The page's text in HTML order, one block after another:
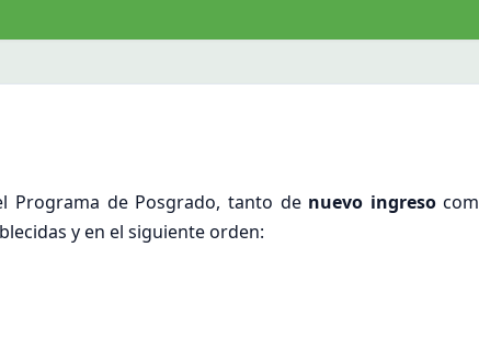
Programa de Posgrado, tanto de nuevo ingreso
y en el siguiente orden: